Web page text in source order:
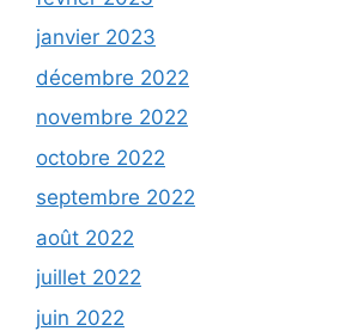
janvier 2023
décembre 2022
novembre 2022
octobre 2022
septembre 2022
août 2022
juillet 2022
juin 2022